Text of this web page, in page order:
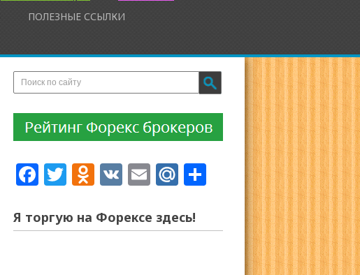
ПОЛЕЗНЫЕ ССЫЛКИ
Facebook
Twitter
Odnoklassniki
VKEmailMail.Ru
Отправить
Я торгую на Форексе здесь!